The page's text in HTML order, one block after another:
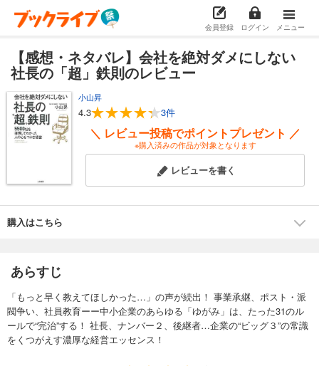
会員登録 ログイン メニュー
【感想・ネタバレ】会社を絶対ダメにしない
社長の「超」鉄則のレビュー
小山昇
4.3 3件
＼ レビュー投稿でポイントプレゼント ／
※購入済みの作品が対象となります
レビューを書く
購入はこちら
あらすじ
「もっと早く教えてほしかった…」の声が続出！ 事業承継、ポスト・派
閥争い、社員教育ーー中小企業のあらゆる「ゆがみ」は、たった31のル
ールで“完治”する！ 社長、ナンバー２、後継者…企業の“ビッグ３”の常識
をくつがえす濃厚な経営エッセンス！